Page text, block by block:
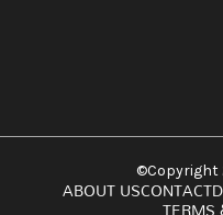
©Copyright
ABOUT USCONTACT